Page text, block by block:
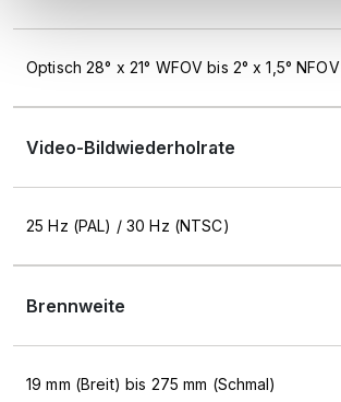
Optisch 28° x 21° WFOV bis 2° x 1,5° NFOV
Video-Bildwiederholrate
25 Hz (PAL) / 30 Hz (NTSC)
Brennweite
19 mm (Breit) bis 275 mm (Schmal)